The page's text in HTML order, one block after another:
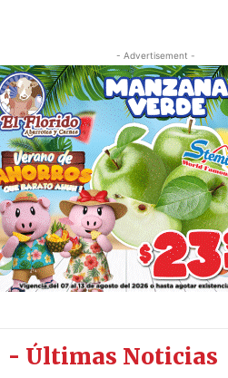
- Advertisement -
- Últimas Noticias